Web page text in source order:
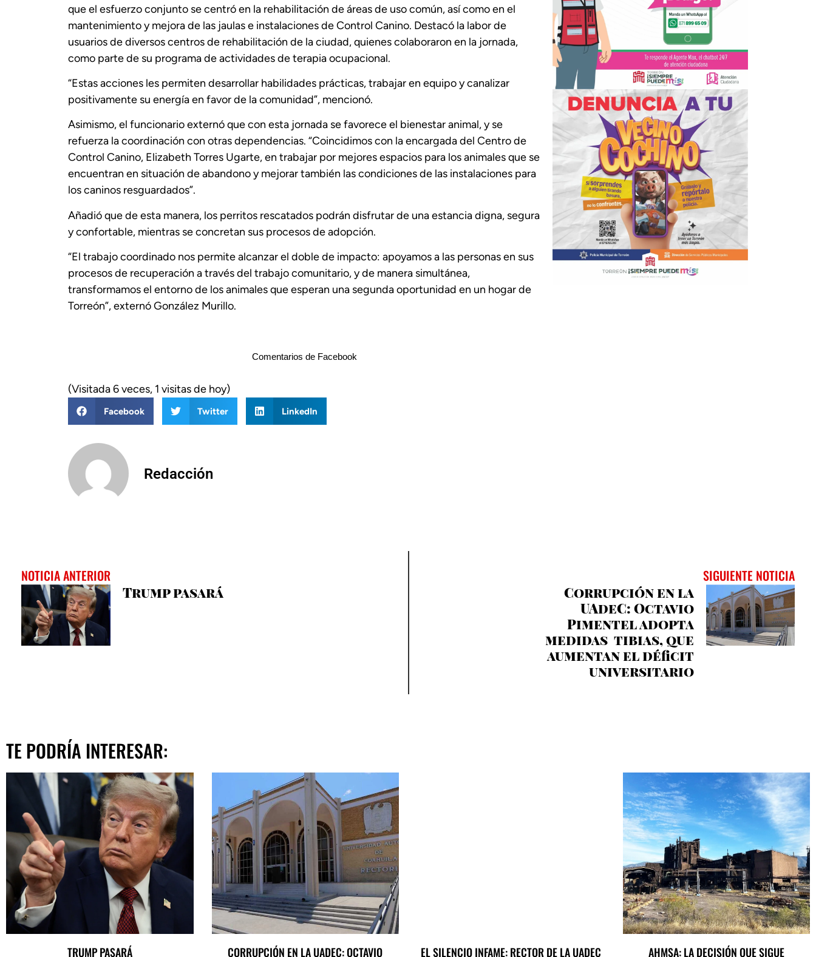
que el esfuerzo conjunto se centró en la rehabilitación de áreas de uso común, así como en el
mantenimiento y mejora de las jaulas e instalaciones de Control Canino. Destacó la labor de
usuarios de diversos centros de rehabilitación de la ciudad, quienes colaboraron en la jornada,
como parte de su programa de actividades de terapia ocupacional.
“Estas acciones les permiten desarrollar habilidades prácticas, trabajar en equipo y canalizar
positivamente su energía en favor de la comunidad”, mencionó.
Asimismo, el funcionario externó que con esta jornada se favorece el bienestar animal, y se
refuerza la coordinación con otras dependencias. “Coincidimos con la encargada del Centro de
Control Canino, Elizabeth Torres Ugarte, en trabajar por mejores espacios para los animales que se
encuentran en situación de abandono y mejorar también las condiciones de las instalaciones para
los caninos resguardados”.
Añadió que de esta manera, los perritos rescatados podrán disfrutar de una estancia digna, segura
y confortable, mientras se concretan sus procesos de adopción.
“El trabajo coordinado nos permite alcanzar el doble de impacto: apoyamos a las personas en sus
procesos de recuperación a través del trabajo comunitario, y de manera simultánea,
transformamos el entorno de los animales que esperan una segunda oportunidad en un hogar de
Torreón”, externó González Murillo.
Comentarios de Facebook
(Visitada 6 veces, 1 visitas de hoy)
Facebook Twitter LinkedIn
Redacción
NOTICIA ANTERIOR
Trump pasará
SIGUIENTE NOTICIA
Corrupción en la
UAdeC: Octavio
Pimentel adopta
medidas tibias, que
aumentan el déficit
universitario
TE PODRÍA INTERESAR:
TRUMP PASARÁ
CORRUPCIÓN EN LA UADEC: OCTAVIO
EL SILENCIO INFAME: RECTOR DE LA UADEC
AHMSA: LA DECISIÓN QUE SIGUE